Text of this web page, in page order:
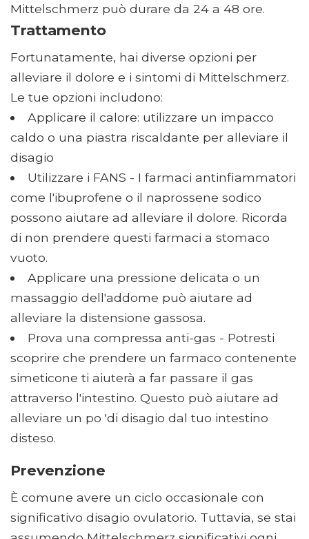
Mittelschmerz può durare da 24 a 48 ore.
Trattamento
Fortunatamente, hai diverse opzioni per
alleviare il dolore e i sintomi di Mittelschmerz.
Le tue opzioni includono:
Applicare il calore: utilizzare un impacco
caldo o una piastra riscaldante per alleviare il
disagio
Utilizzare i FANS - I farmaci antinfiammatori
come l'ibuprofene o il naprossene sodico
possono aiutare ad alleviare il dolore. Ricorda
di non prendere questi farmaci a stomaco
vuoto.
Applicare una pressione delicata o un
massaggio dell'addome può aiutare ad
alleviare la distensione gassosa.
Prova una compressa anti-gas - Potresti
scoprire che prendere un farmaco contenente
simeticone ti aiuterà a far passare il gas
attraverso l'intestino. Questo può aiutare ad
alleviare un po 'di disagio dal tuo intestino
disteso.
Prevenzione
È comune avere un ciclo occasionale con
significativo disagio ovulatorio. Tuttavia, se stai